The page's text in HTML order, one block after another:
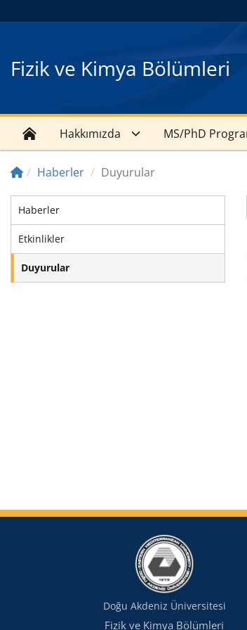
Fizik ve Kimya Bölümleri
Hakkımızda MS/PhD
Haberler Duyurular
Haberler
Etkinlikler
Duyurular
Doğu Akdeniz Üniversitesi
Fizik ve Kimya Bölümleri